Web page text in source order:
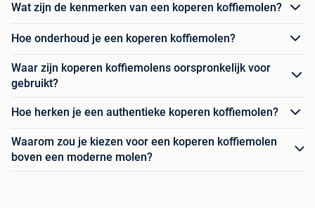
Wat zijn de kenmerken van een koperen koffiemolen?
Hoe onderhoud je een koperen koffiemolen?
Waar zijn koperen koffiemolens oorspronkelijk voor
gebruikt?
Hoe herken je een authentieke koperen koffiemolen?
Waarom zou je kiezen voor een koperen koffiemolen
boven een moderne molen?